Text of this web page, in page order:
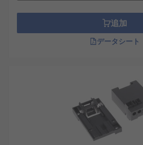
補助接点の利点
補助接点を利用することには、多
す。これらの特性は、特に日本の産
状態監視が容易：機器の稼働
に伝えることができるため、
や交通インフラの監視に役立ち
制御の拡張性：主回路に直接
追加
データシート